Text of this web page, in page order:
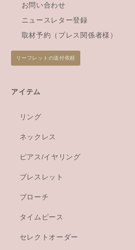
お問い合わせ
ニュースレター登録
取材予約（プレス関係者様）
リーフレットの送付依頼
アイテム
リング
ネックレス
ピアス/イヤリング
ブレスレット
ブローチ
タイムピース
セレクトオーダー